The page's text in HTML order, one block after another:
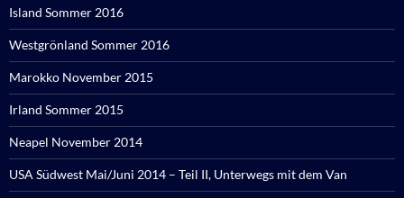
Island Sommer 2016
Westgrönland Sommer 2016
Marokko November 2015
Irland Sommer 2015
Neapel November 2014
USA Südwest Mai/Juni 2014 – Teil II, Unterwegs mit dem Van